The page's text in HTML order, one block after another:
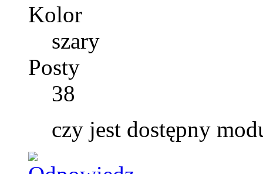
Kolor
szary
Posty
38
czy jest dostępny